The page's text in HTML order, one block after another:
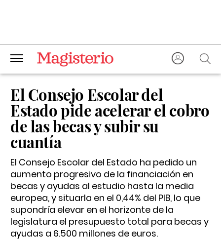
El Consejo Escolar del
Estado pide acelerar el cobro
de las becas y subir su
cuantía
El Consejo Escolar del Estado ha pedido un
aumento progresivo de la financiación en
becas y ayudas al estudio hasta la media
europea, y situarla en el 0,44% del PIB, lo que
supondría elevar en el horizonte de la
legislatura el presupuesto total para becas y
ayudas a 6.500 millones de euros.